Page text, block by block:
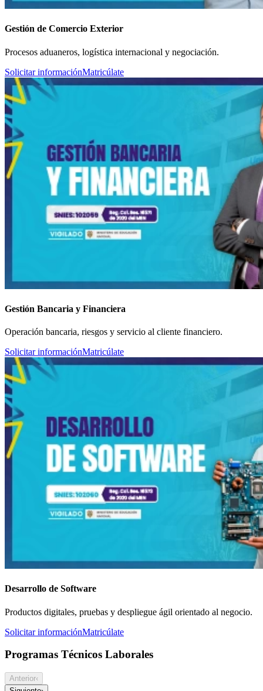
Gestión de Comercio Exterior
Procesos aduaneros, logística internacional y negociación.
Solicitar informaciónMatricúlate
Gestión Bancaria y Financiera
Operación bancaria, riesgos y servicio al cliente financiero.
Solicitar informaciónMatricúlate
Desarrollo de Software
Productos digitales, pruebas y despliegue ágil orientado al negocio.
Solicitar informaciónMatricúlate
Programas Técnicos Laborales
Anterior‹